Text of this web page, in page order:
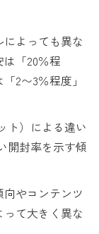
よっても異な
「20％程
2〜3％程度」
ト）による違い
開封率を示す傾
やコンテンツ
て大きく異な